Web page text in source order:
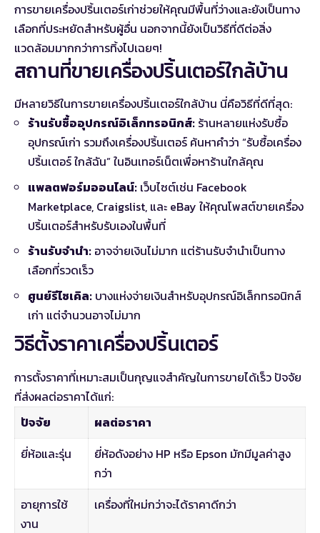
การขายเครื่องปริ้นเตอร์เก่าช่วยให้คุณมีพื้นที่ว่างและยังเป็นทาง
เลือกที่ประหยัดสำหรับผู้อื่น นอกจากนี้ยังเป็นวิธีที่ดีต่อสิ่ง
แวดล้อมมากกว่าการทิ้งไปเฉยๆ!
สถานที่ขายเครื่องปริ้นเตอร์ใกล้บ้าน
มีหลายวิธีในการขายเครื่องปริ้นเตอร์ใกล้บ้าน นี่คือวิธีที่ดีที่สุด:
ร้านรับซื้ออุปกรณ์อิเล็กทรอนิกส์: ร้านหลายแห่งรับซื้อ
อุปกรณ์เก่า รวมถึงเครื่องปริ้นเตอร์ ค้นหาคำว่า “รับซื้อเครื่อง
ปริ้นเตอร์ ใกล้ฉัน” ในอินเทอร์เน็ตเพื่อหาร้านใกล้คุณ
แพลตฟอร์มออนไลน์: เว็บไซต์เช่น Facebook
Marketplace, Craigslist, และ eBay ให้คุณโพสต์ขายเครื่อง
ปริ้นเตอร์สำหรับรับเองในพื้นที่
ร้านรับจำนำ: อาจจ่ายเงินไม่มาก แต่ร้านรับจำนำเป็นทาง
เลือกที่รวดเร็ว
ศูนย์รีไซเคิล: บางแห่งจ่ายเงินสำหรับอุปกรณ์อิเล็กทรอนิกส์
เก่า แต่จำนวนอาจไม่มาก
วิธีตั้งราคาเครื่องปริ้นเตอร์
การตั้งราคาที่เหมาะสมเป็นกุญแจสำคัญในการขายได้เร็ว ปัจจัย
ที่ส่งผลต่อราคาได้แก่:
ปัจจัย
ผลต่อราคา
ยี่ห้อและรุ่น
ยี่ห้อดังอย่าง HP หรือ Epson มักมีมูลค่าสูง
กว่า
อายุการใช้
งาน
เครื่องที่ใหม่กว่าจะได้ราคาดีกว่า